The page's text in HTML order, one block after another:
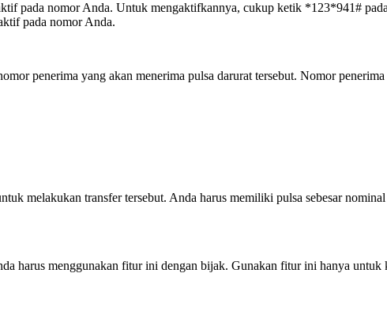
pada nomor Anda. Untuk mengaktifkannya, cukup ketik *123*941#
pada nomor Anda.
penerima yang akan menerima pulsa darurat tersebut. Nomor
melakukan transfer tersebut. Anda harus memiliki pulsa sebesar
harus menggunakan fitur ini dengan bijak. Gunakan fitur ini hanya untuk